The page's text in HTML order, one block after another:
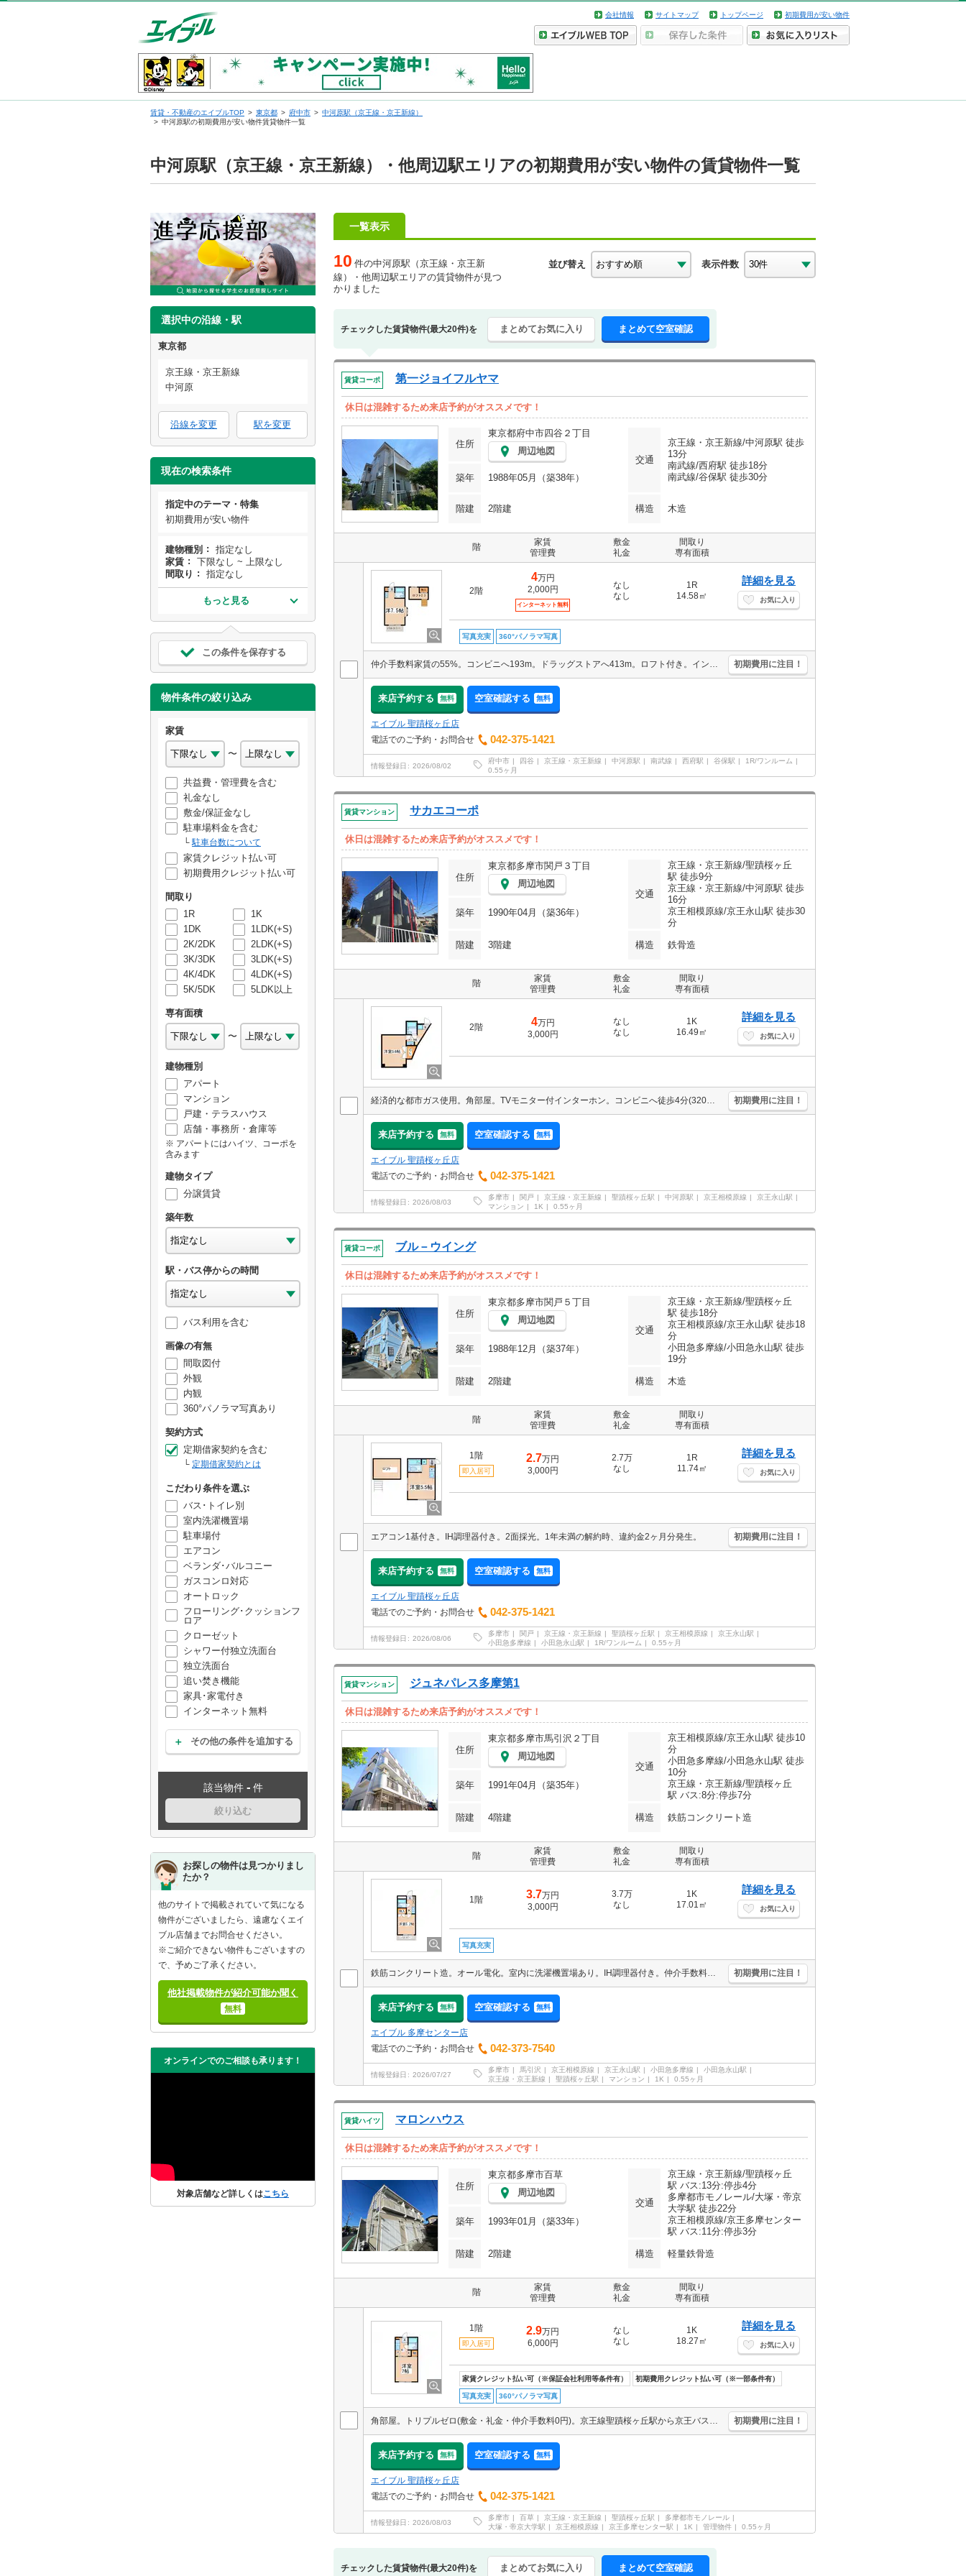
会社情報 サイトマップ トップページ 初期費用が安い物件
賃貸・不動産のエイブルTOP 東京都 府中市
中河原駅（京王線・京王新線）
中河原駅の初期費用が安い物件賃貸物件一覧
中河原駅（京王線・京王新線）・他周辺駅エリアの初期費用が安い物件の賃貸物件一覧
選択中の沿線・駅
東京都
京王線・京王新線
中河原
沿線を変更 駅を変更
現在の検索条件
指定中のテーマ・特集
初期費用が安い物件
建物種別
指定なし
家賃
下限なし ~ 上限なし
間取り
指定なし
もっと見る
この条件を保存する
物件条件の絞り込み
家賃
〜
共益費・管理費を含む
礼金なし
敷金/保証金なし
駐車場料金を含む
駐車台数について
家賃クレジット払い可
初期費用クレジット払い可
間取り
1R
1K
1DK
1LDK(+S)
2K/2DK
2LDK(+S)
3K/3DK
3LDK(+S)
4K/4DK
4LDK(+S)
5K/5DK
5LDK以上
専有面積
〜
建物種別
アパート
マンション
戸建・テラスハウス
店舗・事務所・倉庫等
アパートにはハイツ、コーポを
含みます
建物タイプ
分譲賃貸
築年数
駅・バス停からの時間
バス利用を含む
画像の有無
間取図付
外観
内観
360°パノラマ写真あり
契約方式
定期借家契約を含む
定期借家契約とは
こだわり条件を選ぶ
バス･トイレ別
室内洗濯機置場
駐車場付
エアコン
ベランダ･バルコニー
ガスコンロ対応
オートロック
フローリング･クッションフ
ロア
クローゼット
シャワー付独立洗面台
独立洗面台
追い焚き機能
家具･家電付き
インターネット無料
その他の条件を追加する
該当物件 - 件
絞り込む
お探しの物件は見つかりまし
たか？
他のサイトで掲載されていて気になる
物件がございましたら、遠慮なくエイ
ブル店舗までお問合せください。
※ご紹介できない物件もございますの
で、予めご了承ください。
他社掲載物件が紹介可能か聞く
無料
オンラインでのご相談も承ります！
対象店舗など詳しくはこちら
一覧表示
10 件の中河原駅（京王線・京王新
線）・他周辺駅エリアの賃貸物件が見つ
かりました
並び替え 表示件数
チェックした賃貸物件(最大20件)を まとめてお気に入り まとめて空室確認
賃貸コーポ 第一ジョイフルヤマ
休日は混雑するため来店予約がオススメです！
住所
東京都府中市四谷２丁目
周辺地図
交通
京王線・京王新線/中河原駅 徒歩
13分
南武線/西府駅 徒歩18分
南武線/谷保駅 徒歩30分
築年 1988年05月（築38年）
階建 2階建 構造 木造
階
家賃
管理費
敷金
礼金
間取り
専有面積
2階
4万円
2,000円
インターネット無料
なし
なし
1R
14.58㎡
詳細を見る
お気に入り
写真充実 360°パノラマ写真
仲介手数料家賃の55%。コンビニへ193m。ドラッグストアへ413m。ロフト付き。インターネットWi-Fi無料。フリーレント1ヶ月。1年未満の解約時、違約金家賃+管理費の1ヶ月分発生。 初期費用に注目！
来店予約する 無料 空室確認する 無料
エイブル 聖蹟桜ヶ丘店
電話でのご予約・お問合せ
042-375-1421
情報登録日 2026/08/02
府中市 四谷 京王線・京王新線 中河原駅 南武線 西府駅 谷保駅
1R/ワンルーム
0.55ヶ月
賃貸マンション サカエコーポ
休日は混雑するため来店予約がオススメです！
住所
東京都多摩市関戸３丁目
周辺地図
交通
京王線・京王新線/聖蹟桜ヶ丘
駅 徒歩9分
京王線・京王新線/中河原駅 徒歩
16分
京王相模原線/京王永山駅 徒歩30
分
築年 1990年04月（築36年）
階建 3階建 構造 鉄骨造
階
家賃
管理費
敷金
礼金
間取り
専有面積
2階 4万円
3,000円
なし
なし
1K
16.49㎡
詳細を見る
お気に入り
経済的な都市ガス使用。角部屋。TVモニター付インターホン。コンビニへ徒歩4分(320m)。室内洗濯機置場。 初期費用に注目！
来店予約する 無料 空室確認する 無料
エイブル 聖蹟桜ヶ丘店
電話でのご予約・お問合せ
042-375-1421
情報登録日 2026/08/03
多摩市 関戸 京王線・京王新線 聖蹟桜ヶ丘駅 中河原駅 京王相模原線
京王永山駅
マンション
1K 0.55ヶ月
賃貸コーポ ブル－ウイング
休日は混雑するため来店予約がオススメです！
住所
東京都多摩市関戸５丁目
周辺地図
交通
京王線・京王新線/聖蹟桜ヶ丘
駅 徒歩18分
京王相模原線/京王永山駅 徒歩18
分
小田急多摩線/小田急永山駅 徒歩
19分
築年 1988年12月（築37年）
階建 2階建 構造 木造
階
家賃
管理費
敷金
礼金
間取り
専有面積
1階
即入居可
2.7万円
3,000円
2.7万
なし
1R
11.74㎡
詳細を見る
お気に入り
エアコン1基付き。IH調理器付き。2面採光。1年未満の解約時、違約金2ヶ月分発生。 初期費用に注目！
来店予約する 無料 空室確認する 無料
エイブル 聖蹟桜ヶ丘店
電話でのご予約・お問合せ
042-375-1421
情報登録日 2026/08/06
多摩市 関戸 京王線・京王新線 聖蹟桜ヶ丘駅 京王相模原線
京王永山駅
小田急多摩線
小田急永山駅 1R/ワンルーム 0.55ヶ月
賃貸マンション ジュネパレス多摩第1
休日は混雑するため来店予約がオススメです！
住所
東京都多摩市馬引沢２丁目
周辺地図
交通
京王相模原線/京王永山駅 徒歩10
分
小田急多摩線/小田急永山駅 徒歩
10分
京王線・京王新線/聖蹟桜ヶ丘
駅 バス:8分:停歩7分
築年 1991年04月（築35年）
階建 4階建 構造 鉄筋コンクリート造
階
家賃
管理費
敷金
礼金
間取り
専有面積
1階 3.7万円
3,000円
3.7万
なし
1K
17.01㎡
詳細を見る
お気に入り
写真充実
鉄筋コンクリート造。オール電化。室内に洗濯機置場あり。IH調理器付き。仲介手数料家賃の0.55ヶ月分(税込)。 初期費用に注目！
来店予約する 無料 空室確認する 無料
エイブル 多摩センター店
電話でのご予約・お問合せ
042-373-7540
情報登録日 2026/07/27
多摩市 馬引沢 京王相模原線 京王永山駅 小田急多摩線
小田急永山駅
京王線・京王新線
聖蹟桜ヶ丘駅 マンション 1K 0.55ヶ月
賃貸ハイツ マロンハウス
休日は混雑するため来店予約がオススメです！
住所
東京都多摩市百草
周辺地図
交通
京王線・京王新線/聖蹟桜ヶ丘
駅 バス:13分:停歩4分
多摩都市モノレール/大塚・帝京
大学駅 徒歩22分
京王相模原線/京王多摩センター
駅 バス:11分:停歩3分
築年 1993年01月（築33年）
階建 2階建 構造 軽量鉄骨造
階
家賃
管理費
敷金
礼金
間取り
専有面積
1階
即入居可
2.9万円
6,000円
なし
なし
1K
18.27㎡
詳細を見る
お気に入り
家賃クレジット払い可（※保証会社利用等条件有） 初期費用クレジット払い可（※一部条件有）
写真充実 360°パノラマ写真
角部屋。トリプルゼロ(敷金・礼金・仲介手数料0円)。京王線聖蹟桜ヶ丘駅から京王バス「帝京大学構内行」あり。引越指定業者あり。投てき消火剤6,930円。画像の家具家電はCGであり付いていません。 初期費用に注目！
来店予約する 無料 空室確認する 無料
エイブル 聖蹟桜ヶ丘店
電話でのご予約・お問合せ
042-375-1421
情報登録日 2026/08/03
多摩市 百草 京王線・京王新線 聖蹟桜ヶ丘駅
多摩都市モノレール
大塚・帝京大学駅
京王相模原線 京王多摩センター駅 1K 管理物件 0.55ヶ月
チェックした賃貸物件(最大20件)を まとめてお気に入り まとめて空室確認